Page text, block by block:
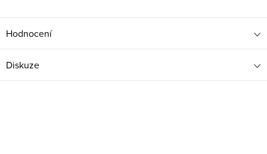
Hodnocení
Diskuze